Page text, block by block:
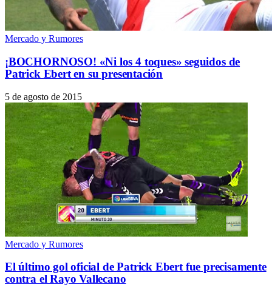
Mercado y Rumores
¡BOCHORNOSO! «Ni los 4 toques» seguidos de
Patrick Ebert en su presentación
5 de agosto de 2015
Mercado y Rumores
El último gol oficial de Patrick Ebert fue precisamente
contra el Rayo Vallecano